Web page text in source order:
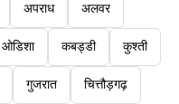
अपराध अलवर
ओडिशा कबड्डी कुश्ती
गुजरात चित्तौड़गढ़